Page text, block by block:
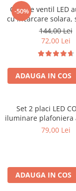
Silicon
Huse Volan Piele
Huse Volan Silicon
Nuca Volan
Odorizante Auto
Oglinda Retrovizoare
Ornamente Pedale
Ornamente
Ornamente
Parasolare Auto
Plasa elastica &
-50%
Capace ventil LED
cu incarcare solara,
144,00 Lei
72,00 Lei
ADAUGA IN COS
Set 2 placi LED
iluminare plafoniera
cm
79,00 Lei
ADAUGA IN COS